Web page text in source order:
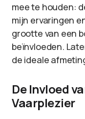
mee te houden:
mijn ervaringen
grootte van een
beïnvloeden.
de ideale
De Invloed
Vaarplezier